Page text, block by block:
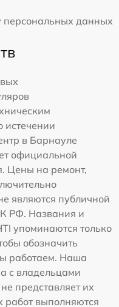
персональных данных
истечении
в Барнауле
официальной
Цены на ремонт,
являются публичной
РФ. Названия и
упоминаются только
обозначить
работаем. Наша
с владельцами
представляет их
работ выполняются